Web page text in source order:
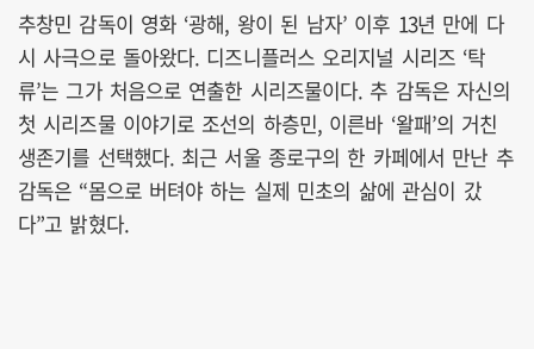
추창민 감독이 영화 ‘광해, 왕이 된 남자’ 이후 13년 만에 다
시 사극으로 돌아왔다. 디즈니플러스 오리지널 시리즈 ‘탁
류’는 그가 처음으로 연출한 시리즈물이다. 추 감독은 자신의
첫 시리즈물 이야기로 조선의 하층민, 이른바 ‘왈패’의 거친
생존기를 선택했다. 최근 서울 종로구의 한 카페에서 만난 추
감독은 “몸으로 버텨야 하는 실제 민초의 삶에 관심이 갔
다”고 밝혔다.